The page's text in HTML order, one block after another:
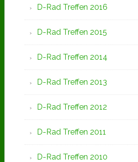
D-Rad Treffen 2016
D-Rad Treffen 2015
D-Rad Treffen 2014
D-Rad Treffen 2013
D-Rad Treffen 2012
D-Rad Treffen 2011
D-Rad Treffen 2010